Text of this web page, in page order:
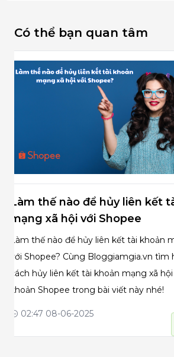
Có thể bạn quan tâm
Làm thế nào để hủy liên kết
mạng xã hội với Shopee
Làm thế nào để hủy liên kết tài khoản
với Shopee? Cùng Bloggiamgia.vn tìm
cách hủy liên kết tài khoản mạng xã
khoản Shopee trong bài viết này nhé!
02:47 08-06-2025